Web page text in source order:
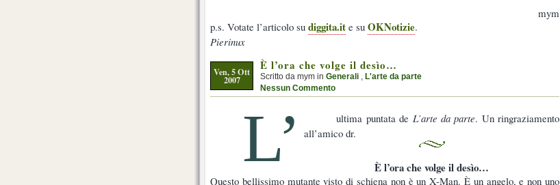
mym
p.s. Votate l’articolo su diggita.it e su OKNotizie.
Pierinux
Ven, 5 Ott
2007
È l’ora che volge il desìo…
Scritto da mym in Generali
L'arte da parte
Nessun Commento
L’ ultima puntata de L’arte da parte. Un ringraziamento
all’amico dr.
È l’ora che volge il desìo…
Questo bellissimo mutante visto di schiena non è un X-Man. È un angelo, e non uno